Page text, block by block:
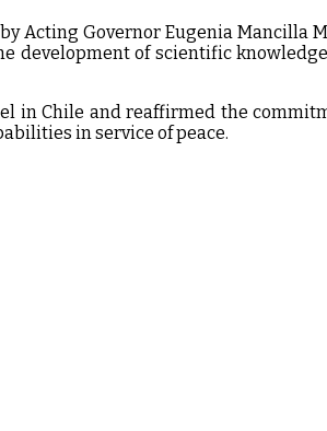
Acting Governor Eugenia
development of scientific
in Chile and reaffirmed the
in service of peace.